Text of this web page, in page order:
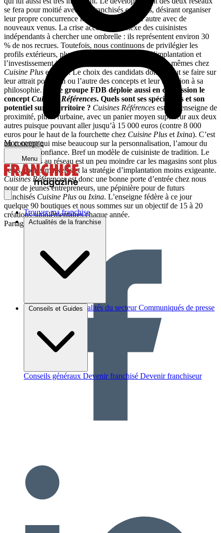
Mon compte
Menu
Trouver ma franchise
Actualités de la franchise
Brèves et actus Actualités du secteur Communiqués de presse
Conseils et Guides
Conseils généraux Devenir franchisé Devenir franchiseur
se fera pour moitié avec des franchisés existants, désirant organiser
leur propre concurrence localement, et pour l’autre avec de
nouveaux venus. La crise accélère le réflexe des cuisinistes
indépendants à chercher une ombrelle : ils représentent environ 30
% de nos recrues. Toutefois, nous continuons de privilégier les
profils extérieurs, plus adaptables. La stratégie d’implantation et
l’investissement initial à prévoir sont sensiblement les mêmes chez
Cuisine Plus et
. Le choix des candidats doit surtout se faire sur
leur attrait pour l’un ou l’autre des concepts et leur adhésion à sa
philosophie. Votre groupe FDB déploie aussi en concession le
concept Cuisines Références. Quels sont ses spécificités et son
potentiel sur le territoire ? Cuisines Références est une enseigne de
proximité, plutôt rurbaine, avec un panier moyen supérieur aux deux
autres puisque pouvant aller jusqu’à 15 000 euros (contre 8 000
euros pour le haut de la fourchette chez Cuisine Plus et Ixina). C’est
un concept qui mise beaucoup sur la personnalisation, l’amour du
produit, la confiance. Bref un modèle de cuisiniste de tradition. Le
coût d’accès au réseau est un peu moindre car les magasins sont plus
petits, moins marketés et la stratégie d’implantation moins exigeante.
Cuisines Référencesest donc une bonne porte d’entrée chez nous
pour de jeunes entrepreneurs, une pépinière pour de futurs
franchisés Cuisine Plus ou Ixina. L’enseigne fédère à ce jour
quelque 90 boutiques et nous sommes sur un objectif de 15 à 20
créations supplémentaires chaque année.
Partager sur :